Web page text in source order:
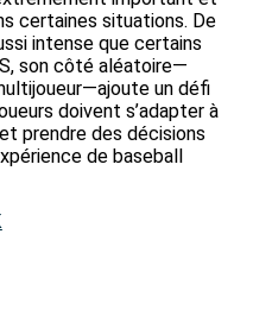
certaines situations. De
intense que certains
son côté aléatoire—
un défi
doivent s’adapter à
prendre des décisions
de baseball